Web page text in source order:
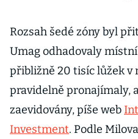
Rozsah šedé zóny byl
Umag odhadovaly
přibližně 20 tisíc lůžek v
pravidelně pronajímaly,
zaevidovány, píše web
Investment. Podle